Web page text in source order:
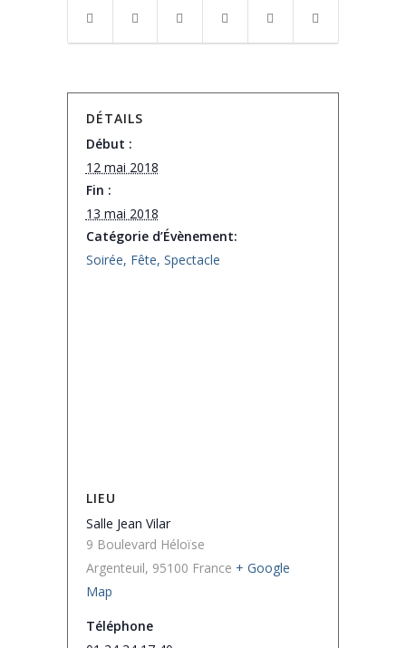
DÉTAILS
Début :
12 mai 2018
Fin :
13 mai 2018
Catégorie d’Évènement:
Soirée, Fête, Spectacle
LIEU
Salle Jean Vilar
9 Boulevard Héloïse
Argenteuil, 95100 France + Google
Map
Téléphone